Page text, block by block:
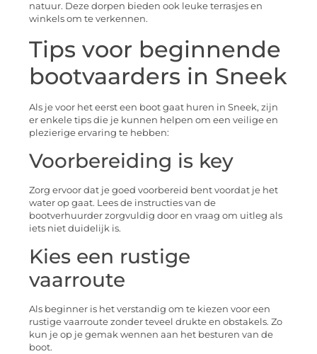
natuur. Deze dorpen bieden ook leuke terrasjes en
winkels om te verkennen.
Tips voor beginnende
bootvaarders in Sneek
Als je voor het eerst een boot gaat huren in Sneek, zijn
er enkele tips die je kunnen helpen om een veilige en
plezierige ervaring te hebben:
Voorbereiding is key
Zorg ervoor dat je goed voorbereid bent voordat je het
water op gaat. Lees de instructies van de
bootverhuurder zorgvuldig door en vraag om uitleg als
iets niet duidelijk is.
Kies een rustige
vaarroute
Als beginner is het verstandig om te kiezen voor een
rustige vaarroute zonder teveel drukte en obstakels. Zo
kun je op je gemak wennen aan het besturen van de
boot.